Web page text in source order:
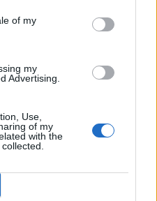
of my
my
Advertising.
Use,
of my
with the
odblokowane mają kolor
złocistą ramką.